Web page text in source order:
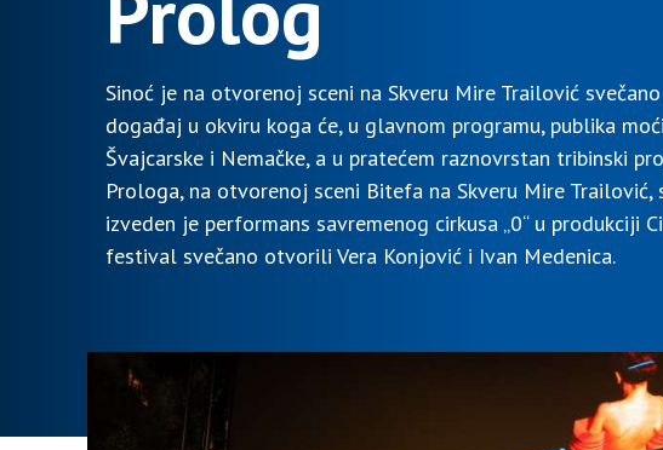
Sinoć je na otvorenoj sceni na Skveru Mire Trailović
događaj u okviru koga će, u glavnom programu, publika
Švajcarske i Nemačke, a u pratećem raznovrstan tribinski
Prologa, na otvorenoj sceni Bitefa na Skveru Mire
izveden je performans savremenog cirkusa „0“ u produkciji
festival svečano otvorili Vera Konjović i Ivan Medenica.